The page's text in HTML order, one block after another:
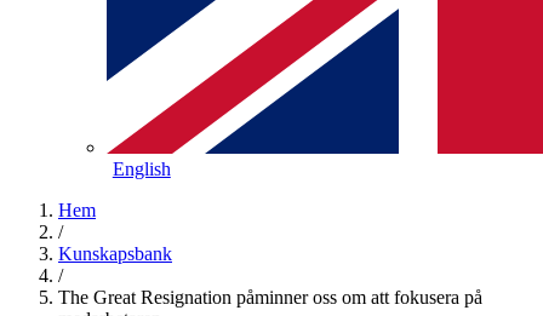
English
Hem
/
Kunskapsbank
/
The Great Resignation påminner oss om att fokusera på